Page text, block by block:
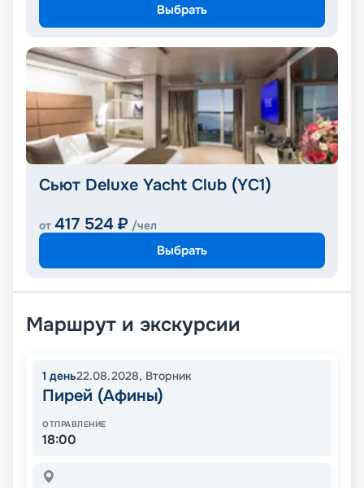
Выбрать
Сьют Deluxe Yacht Club (YC1)
от 417 524 ₽ /чел
Выбрать
Маршрут и экскурсии
1 день22.08.2028, Вторник
Пирей (Афины)
ОТПРАВЛЕНИЕ
18:00